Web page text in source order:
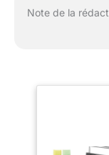
Note de la